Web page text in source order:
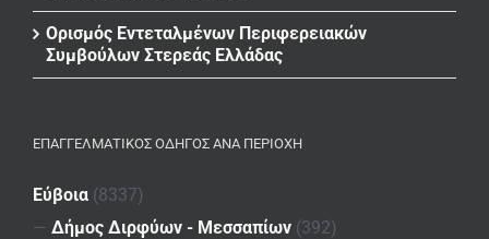
Ορισμός Εντεταλμένων Περιφερειακών
Συμβούλων Στερεάς Ελλάδας
ΕΠΑΓΓΕΛΜΑΤΙΚΌΣ ΟΔΗΓΌΣ ΑΝΆ ΠΕΡΙΟΧΉ
Εύβοια (8337)
— Δήμος Διρφύων - Μεσσαπίων (392)